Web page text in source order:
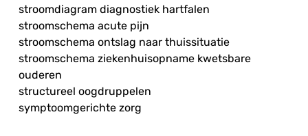
stroomdiagram diagnostiek hartfalen
stroomschema acute pijn
stroomschema ontslag naar thuissituatie
stroomschema ziekenhuisopname kwetsbare
ouderen
structureel oogdruppelen
symptoomgerichte zorg